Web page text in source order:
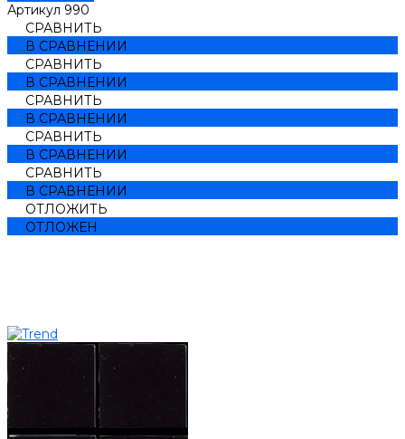
Артикул 990
СРАВНИТЬ
В СРАВНЕНИИ
СРАВНИТЬ
В СРАВНЕНИИ
СРАВНИТЬ
В СРАВНЕНИИ
СРАВНИТЬ
В СРАВНЕНИИ
СРАВНИТЬ
В СРАВНЕНИИ
ОТЛОЖИТЬ
ОТЛОЖЕН